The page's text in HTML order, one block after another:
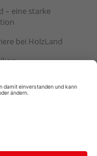
– eine starke
bei HolzLand
Nutzungsbedingungen